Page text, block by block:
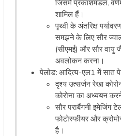
जिसमें प्रकाशमंडल,
शामिल हैं।
पृथ्वी के अंतरिक्ष
समझने के लिए सौर
(सीएमई) और सौर वायु
अवलोकन करना।
पेलोड: आदित्य-एल1 में सात
दृश्य उत्सर्जन रेखा
कोरोना का अध्ययन
सौर पराबैंगनी इमेजिंग
फोटोस्फीयर और
है।